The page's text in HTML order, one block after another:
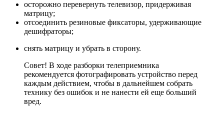
осторожно перевернуть телевизор, придерживая
матрицу;
отсоединить резиновые фиксаторы, удерживающие
дешифраторы;
снять матрицу и убрать в сторону.
Совет! В ходе разборки телеприемника
рекомендуется фотографировать устройство перед
каждым действием, чтобы в дальнейшем собрать
технику без ошибок и не нанести ей еще больший
вред.